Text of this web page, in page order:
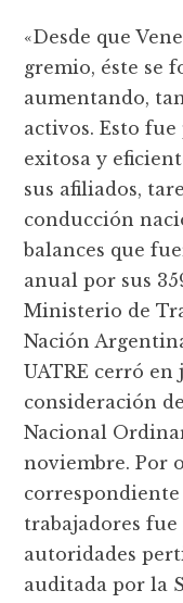
«Desde que
gremio, éste se
aumentando,
activos. Esto
exitosa y
sus afiliados,
conducción
balances que
anual por sus
Ministerio de
Nación
UATRE cerró en
consideración
Nacional
noviembre. Por
correspondiente
trabajadores
autoridades
auditada por la